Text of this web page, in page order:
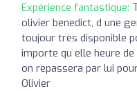
Expérience fantastique:
olivier benedict, d une
toujour très disponible
importe qu elle heure
on repassera par lui
Olivier